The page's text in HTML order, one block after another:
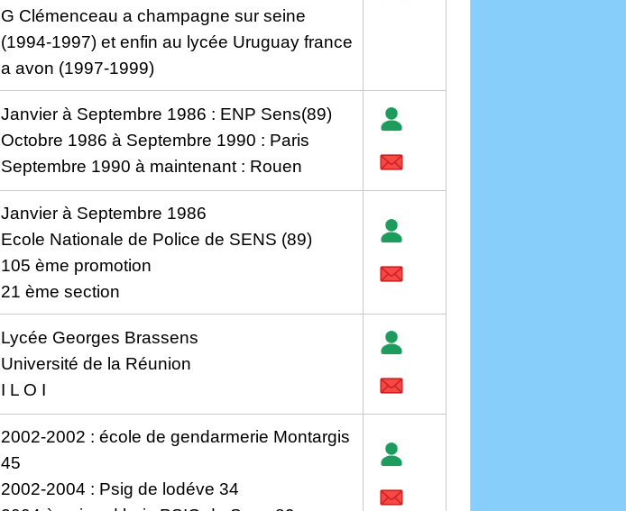
G Clémenceau a champagne sur seine
(1994-1997) et enfin au lycée Uruguay france
a avon (1997-1999)
Janvier à Septembre 1986 : ENP Sens(89)
Octobre 1986 à Septembre 1990 : Paris
Septembre 1990 à maintenant : Rouen
Janvier à Septembre 1986
Ecole Nationale de Police de SENS (89)
105 ème promotion
21 ème section
Lycée Georges Brassens
Université de la Réunion
I L O I
2002-2002 : école de gendarmerie Montargis
45
2002-2004 : Psig de lodéve 34